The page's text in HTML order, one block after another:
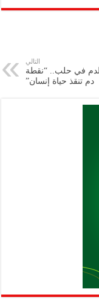
ai
ar
التالي
في حلب.. “نقطة
دم تنقذ حياة إنسان”